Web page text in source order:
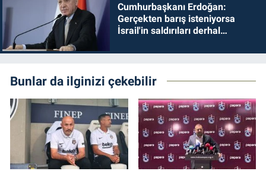
Cumhurbaşkanı Erdoğan:
Gerçekten barış isteniyorsa
İsrail'in saldırıları derhal
Bunlar da ilginizi çekebilir